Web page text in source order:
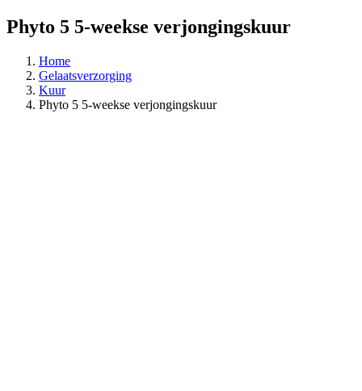
Phyto 5 5-weekse verjongingskuur
Home
Gelaatsverzorging
Kuur
Phyto 5 5-weekse verjongingskuur